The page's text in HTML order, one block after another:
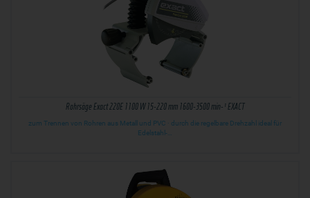
Rohrsäge Exact 220E 1100 W 15-220 mm 1600-3500 min-¹ EXACT
zum Trennen von Rohren aus Metall und PVC · durch die regelbare Drehzahl ideal für
Edelstahl-…